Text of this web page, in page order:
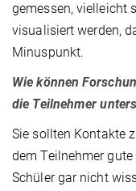
gemessen, vielleicht
visualisiert werden,
Minuspunkt.
Wie können
die Teilnehmer
Sie sollten Kontakte
dem Teilnehmer
Schüler gar nicht